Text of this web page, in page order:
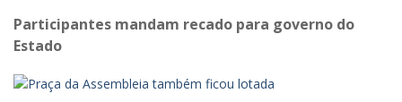
Participantes mandam recado para governo do
Estado